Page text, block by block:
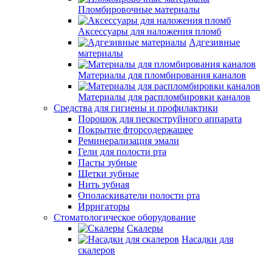
Пломбировочные материалы
Аксессуары для наложения пломб
Адгезивные
материалы
Материалы для пломбирования каналов
Материалы для распломбировки каналов
Средства для гигиены и профилактики
Порошок для пескоструйного аппарата
Покрытие фторсодержащее
Реминерализация эмали
Гели для полости рта
Пасты зубные
Щетки зубные
Нить зубная
Ополаскиватели полости рта
Ирригаторы
Стоматологическое оборудование
Скалеры
Насадки для
скалеров